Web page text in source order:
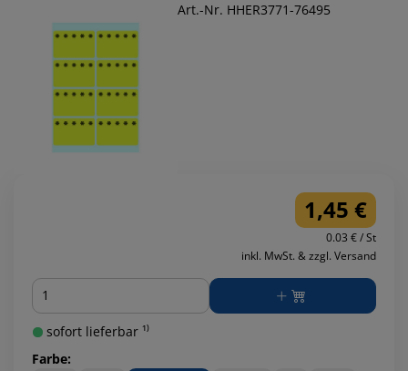
Art.-Nr. HHER3771-76495
1,45 €
0.03 € / St
inkl. MwSt. & zzgl. Versand
Menge
sofort lieferbar ¹⁾
Farbe: